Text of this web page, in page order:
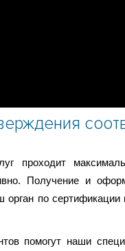
проходит
Получение и
по сертификации
помогут наши